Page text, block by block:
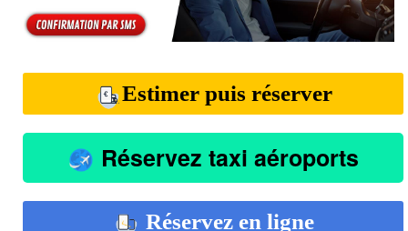
Estimer puis réserver
Réservez taxi aéroports
Réservez en ligne